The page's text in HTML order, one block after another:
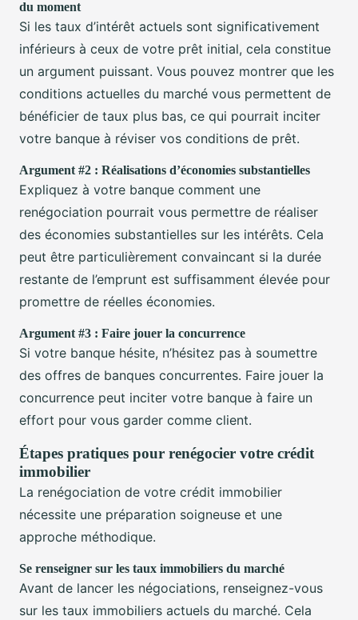
du moment
Si les taux d’intérêt actuels sont significativement
inférieurs à ceux de votre prêt initial, cela constitue
un argument puissant. Vous pouvez montrer que les
conditions actuelles du marché vous permettent de
bénéficier de taux plus bas, ce qui pourrait inciter
votre banque à réviser vos conditions de prêt.
Argument #2 : Réalisations d’économies substantielles
Expliquez à votre banque comment une
renégociation pourrait vous permettre de réaliser
des économies substantielles sur les intérêts. Cela
peut être particulièrement convaincant si la durée
restante de l’emprunt est suffisamment élevée pour
promettre de réelles économies.
Argument #3 : Faire jouer la concurrence
Si votre banque hésite, n’hésitez pas à soumettre
des offres de banques concurrentes. Faire jouer la
concurrence peut inciter votre banque à faire un
effort pour vous garder comme client.
Étapes pratiques pour renégocier votre crédit
immobilier
La renégociation de votre crédit immobilier
nécessite une préparation soigneuse et une
approche méthodique.
Se renseigner sur les taux immobiliers du marché
Avant de lancer les négociations, renseignez-vous
sur les taux immobiliers actuels du marché. Cela